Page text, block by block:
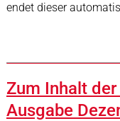
endet dieser
Zum Inhalt
Ausgabe